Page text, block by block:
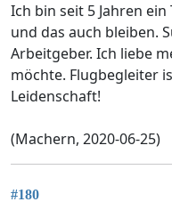
Ich bin seit 5 Jahren
und das auch bleiben.
Arbeitgeber. Ich liebe
möchte. Flugbegleiter
Leidenschaft!
(Machern, 2020-06-25)
#180